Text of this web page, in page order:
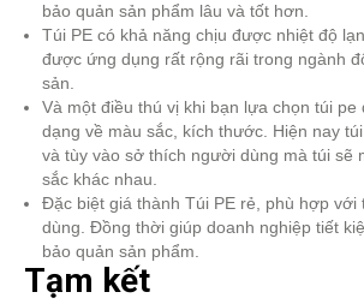
bảo quản sản phẩm lâu và tốt hơn.
Túi PE có khả năng chịu được nhiệt độ
được ứng dụng rất rộng rãi trong ngành
sản.
Và một điều thú vị khi bạn lựa chọn túi pe
dạng về màu sắc, kích thước. Hiện nay
và tùy vào sở thích người dùng mà túi sẽ
sắc khác nhau.
Đặc biệt giá thành Túi PE rẻ, phù hợp với
dùng. Đồng thời giúp doanh nghiệp tiết
bảo quản sản phẩm.
Tạm kết